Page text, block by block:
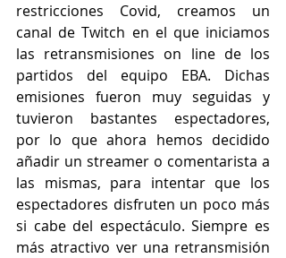
restricciones Covid, creamos un
canal de Twitch en el que iniciamos
las retransmisiones on line de los
partidos del equipo EBA. Dichas
emisiones fueron muy seguidas y
tuvieron bastantes espectadores,
por lo que ahora hemos decidido
añadir un streamer o comentarista a
las mismas, para intentar que los
espectadores disfruten un poco más
si cabe del espectáculo. Siempre es
más atractivo ver una retransmisión